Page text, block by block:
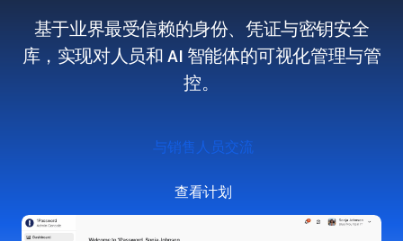
基于业界最受信赖的身份、凭证与密钥安全
库，实现对人员和 AI 智能体的可视化管理与管
控。
与销售人员交流
查看计划